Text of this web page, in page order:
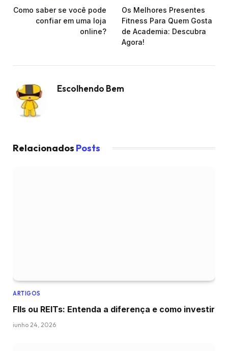
Como saber se você pode
confiar em uma loja
online?
Os Melhores Presentes
Fitness Para Quem Gosta
de Academia: Descubra
Agora!
Escolhendo Bem
Relacionados Posts
ARTIGOS
FIIs ou REITs: Entenda a diferença e como investir
junho 24, 2026